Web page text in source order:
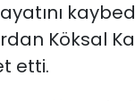
Köksal
etti.